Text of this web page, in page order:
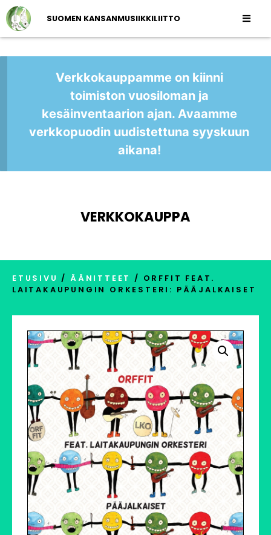
SUOMEN KANSANMUSIIKKILIITTO
Verkkokauppamme on kiinni
toimiston vuosiloman ja
kesäinventaarion ajan. Avaamme
verkkopuodin uudistettuna syyskuun
aikana!
VERKKOKAUPPA
ETUSIVU / ÄÄNITTEET / ORFFIT FEAT.
LAITAKAUPUNGIN ORKESTERI: PÄÄJALKAISET